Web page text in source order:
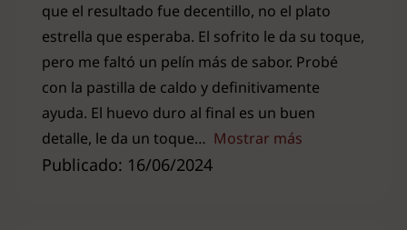
Publicado: 16/06/2024
que el resultado fue decentillo, no el plato
estrella que esperaba. El sofrito le da su toque,
pero me faltó un pelín más de sabor. Probé
con la pastilla de caldo y definitivamente
ayuda. El huevo duro al final es un buen
detalle, le da un toque
Mostrar más